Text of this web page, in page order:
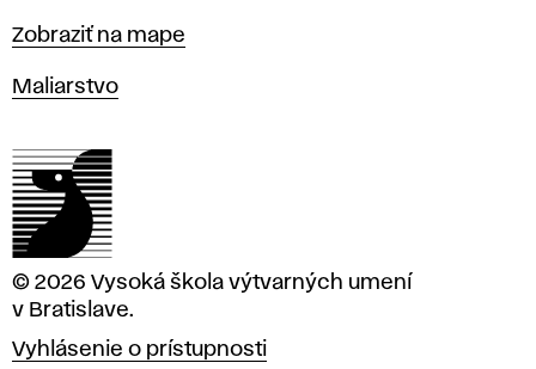
Mapa
Zobraziť na mape
Katedry
Maliarstvo
© 2026 Vysoká škola výtvarných umení
v Bratislave.
Vyhlásenie o prístupnosti